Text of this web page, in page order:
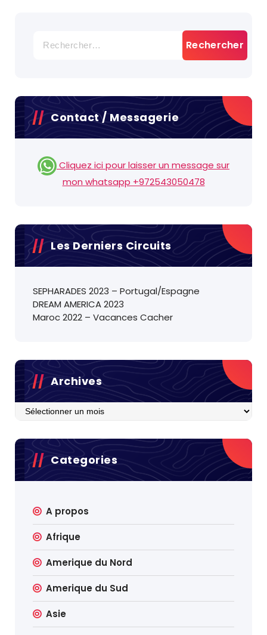
Contact / Messagerie
Cliquez ici pour laisser un message sur
mon whatsapp +972543050478
Les Derniers Circuits
SEPHARADES 2023 – Portugal/Espagne
DREAM AMERICA 2023
Maroc 2022 – Vacances Cacher
Archives
Archives
Categories
A propos
Afrique
Amerique du Nord
Amerique du Sud
Asie